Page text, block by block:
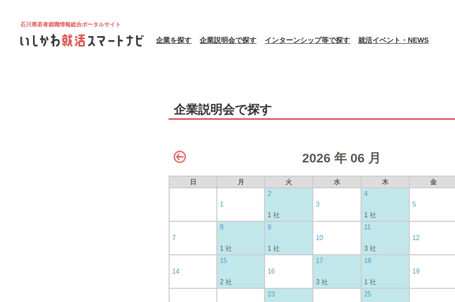
石川県若者就職情報総合ポータルサイト
企業を探す 企業説明会で探す インターンシップ等で探す 就活イベント・NEWS
企業説明会で探す
2026 年 06 月
日 月 火 水 木 金
1
2
1 社
3
4
1 社
5
7
8
1 社
9
1 社
10
11
3 社
12
14
15
2 社
16
17
3 社
18
1 社
19
23 25